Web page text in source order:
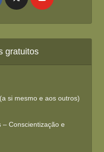
gratuitos
si mesmo e aos outros)
Conscientização e